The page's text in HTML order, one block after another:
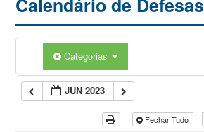
Categorias
JUN 2023
Fechar Tudo